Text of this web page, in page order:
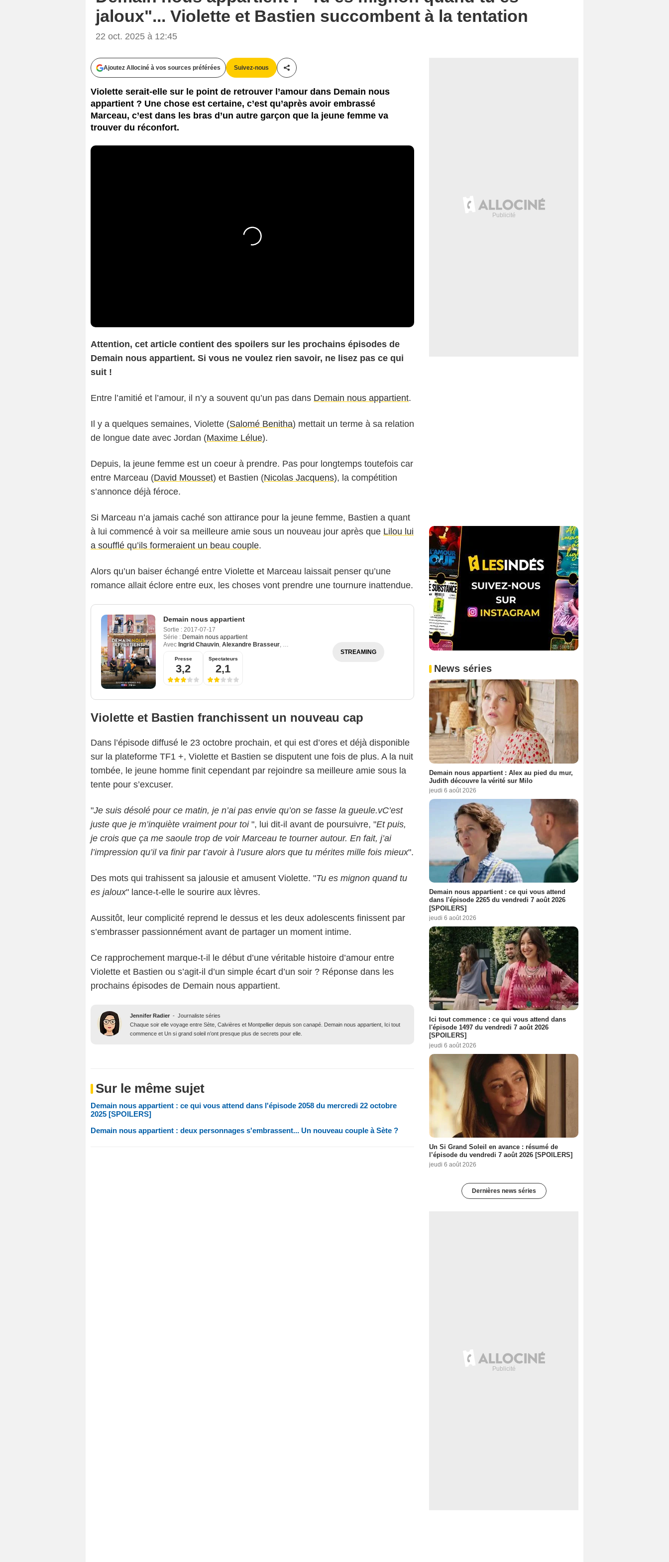
jaloux"... Violette et Bastien succombent à la tentation
22 oct. 2025 à 12:45
Ajoutez Allociné à vos sources préférées Suivez-nous
Partager cet article
Violette serait-elle sur le point de retrouver l’amour dans Demain nous
appartient ? Une chose est certaine, c’est qu’après avoir embrassé
Marceau, c’est dans les bras d’un autre garçon que la jeune femme va
trouver du réconfort.
Attention, cet article contient des spoilers sur les prochains épisodes de
Demain nous appartient. Si vous ne voulez rien savoir, ne lisez pas ce qui
suit !
Entre l’amitié et l’amour, il n’y a souvent qu’un pas dans Demain nous appartient.
Il y a quelques semaines, Violette (Salomé Benitha) mettait un terme à sa relation
de longue date avec Jordan (Maxime Lélue).
Depuis, la jeune femme est un coeur à prendre. Pas pour longtemps toutefois car
entre Marceau (David Mousset) et Bastien (Nicolas Jacquens), la compétition
s’annonce déjà féroce.
Si Marceau n’a jamais caché son attirance pour la jeune femme, Bastien a quant
à lui commencé à voir sa meilleure amie sous un nouveau jour après que Lilou lui
a soufflé qu’ils formeraient un beau couple.
Alors qu’un baiser échangé entre Violette et Marceau laissait penser qu’une
romance allait éclore entre eux, les choses vont prendre une tournure inattendue.
Demain nous appartient
Sortie : 2017-07-17
Série : Demain nous appartient
Avec Ingrid Chauvin, Alexandre Brasseur, Julie Debazac
Presse
3,2
Spectateurs
2,1
STREAMING
Violette et Bastien franchissent un nouveau cap
Dans l’épisode diffusé le 23 octobre prochain, et qui est d’ores et déjà disponible
sur la plateforme TF1 +, Violette et Bastien se disputent une fois de plus. A la nuit
tombée, le jeune homme finit cependant par rejoindre sa meilleure amie sous la
tente pour s’excuser.
"Je suis désolé pour ce matin, je n’ai pas envie qu’on se fasse la gueule.vC’est
juste que je m’inquiète vraiment pour toi ", lui dit-il avant de poursuivre, "Et puis,
je crois que ça me saoule trop de voir Marceau te tourner autour. En fait, j’ai
l’impression qu’il va finir par t’avoir à l’usure alors que tu mérites mille fois mieux".
Des mots qui trahissent sa jalousie et amusent Violette. "Tu es mignon quand tu
es jaloux" lance-t-elle le sourire aux lèvres.
Aussitôt, leur complicité reprend le dessus et les deux adolescents finissent par
s’embrasser passionnément avant de partager un moment intime.
Ce rapprochement marque-t-il le début d’une véritable histoire d’amour entre
Violette et Bastien ou s’agit-il d’un simple écart d’un soir ? Réponse dans les
prochains épisodes de Demain nous appartient.
Jennifer Radier - Journaliste séries
Chaque soir elle voyage entre Sète, Calvières et Montpellier depuis son canapé. Demain nous appartient, Ici tout
commence et Un si grand soleil n’ont presque plus de secrets pour elle.
Sur le même sujet
Demain nous appartient : ce qui vous attend dans l'épisode 2058 du mercredi 22 octobre
2025 [SPOILERS]
Demain nous appartient : deux personnages s'embrassent... Un nouveau couple à Sète ?
News séries
Demain nous appartient : Alex au pied du mur,
Judith découvre la vérité sur Milo
jeudi 6 août 2026
Demain nous appartient : ce qui vous attend
dans l'épisode 2265 du vendredi 7 août 2026
[SPOILERS]
jeudi 6 août 2026
Ici tout commence : ce qui vous attend dans
l'épisode 1497 du vendredi 7 août 2026
[SPOILERS]
jeudi 6 août 2026
Un Si Grand Soleil en avance : résumé de
l’épisode du vendredi 7 août 2026 [SPOILERS]
jeudi 6 août 2026
Dernières news séries